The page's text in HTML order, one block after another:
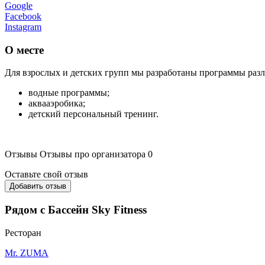
Google
Facebook
Instagram
О месте
Для взрослых и детских групп мы разработаны программы
водные программы;
аквааэробика;
детский персональный тренинг.
Отзывы Отзывы про организатора 0
Оставьте свой отзыв
Добавить отзыв
Рядом с Бассейн Sky Fitness
Ресторан
Mr. ZUMA